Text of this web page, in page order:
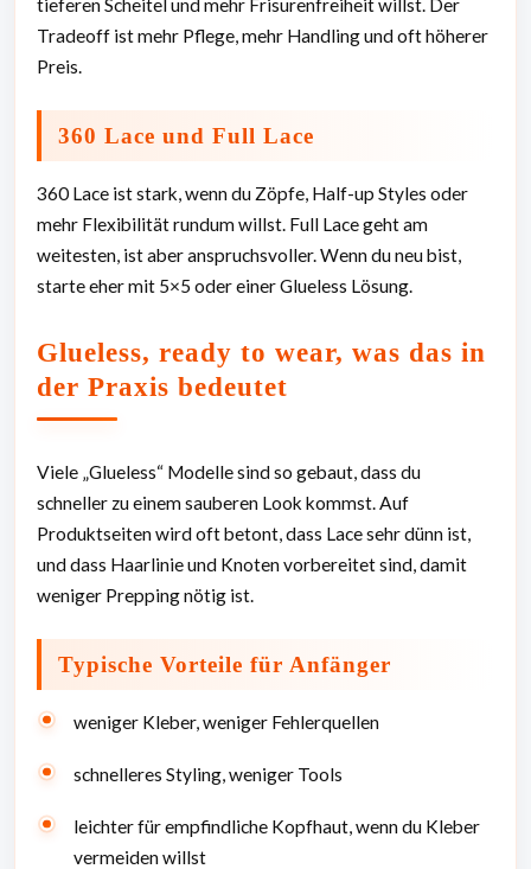
tieferen Scheitel und mehr Frisurenfreiheit willst. Der
Tradeoff ist mehr Pflege, mehr Handling und oft höherer
Preis.
360 Lace und Full Lace
360 Lace ist stark, wenn du Zöpfe, Half-up Styles oder
mehr Flexibilität rundum willst. Full Lace geht am
weitesten, ist aber anspruchsvoller. Wenn du neu bist,
starte eher mit 5×5 oder einer Glueless Lösung.
Glueless, ready to wear, was das in
der Praxis bedeutet
Viele „Glueless“ Modelle sind so gebaut, dass du
schneller zu einem sauberen Look kommst. Auf
Produktseiten wird oft betont, dass Lace sehr dünn ist,
und dass Haarlinie und Knoten vorbereitet sind, damit
weniger Prepping nötig ist.
Typische Vorteile für Anfänger
weniger Kleber, weniger Fehlerquellen
schnelleres Styling, weniger Tools
leichter für empfindliche Kopfhaut, wenn du Kleber
vermeiden willst